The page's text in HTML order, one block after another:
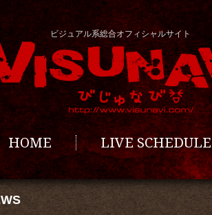
ビジュアル系総合オフィシャルサイト
HOME LIVE SCHEDULE